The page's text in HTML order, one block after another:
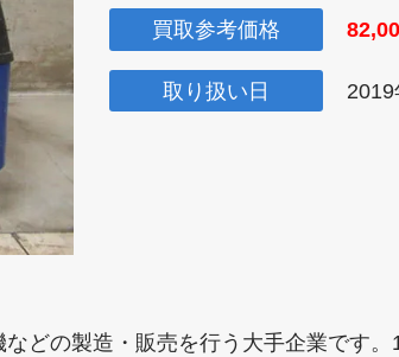
買取参考価格
取り扱い日
どの製造・販売を行う大手企業です